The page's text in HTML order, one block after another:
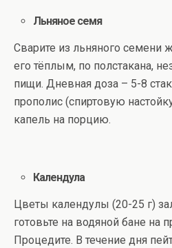
Льняное семя
Сварите из льняного семени
его тёплым, по полстакана,
пищи. Дневная доза – 5-8
прополис (спиртовую
капель на порцию.
Календула
Цветы календулы (20-25 г)
готовьте на водяной бане на
Процедите. В течение дня